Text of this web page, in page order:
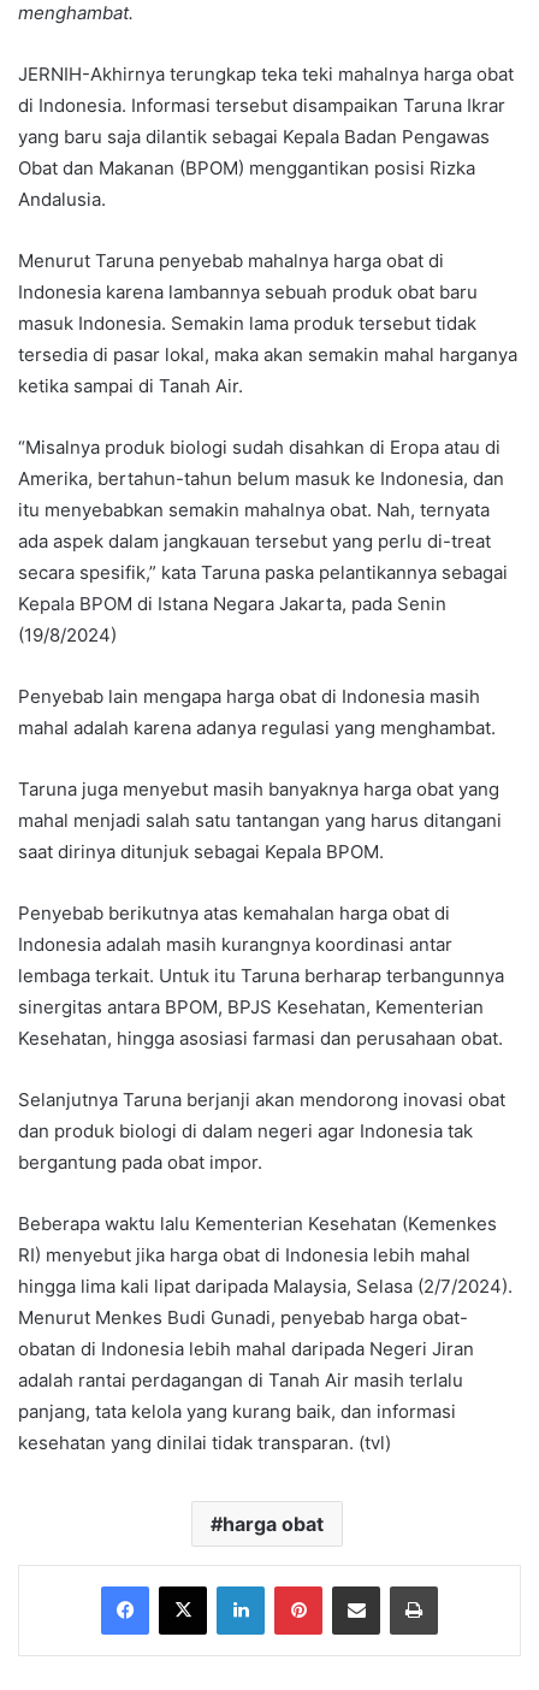
menghambat.
JERNIH-Akhirnya terungkap teka teki mahalnya harga obat
di Indonesia. Informasi tersebut disampaikan Taruna Ikrar
yang baru saja dilantik sebagai Kepala Badan Pengawas
Obat dan Makanan (BPOM) menggantikan posisi Rizka
Andalusia.
Menurut Taruna penyebab mahalnya harga obat di
Indonesia karena lambannya sebuah produk obat baru
masuk Indonesia. Semakin lama produk tersebut tidak
tersedia di pasar lokal, maka akan semakin mahal harganya
ketika sampai di Tanah Air.
“Misalnya produk biologi sudah disahkan di Eropa atau di
Amerika, bertahun-tahun belum masuk ke Indonesia, dan
itu menyebabkan semakin mahalnya obat. Nah, ternyata
ada aspek dalam jangkauan tersebut yang perlu di-treat
secara spesifik,” kata Taruna paska pelantikannya sebagai
Kepala BPOM di Istana Negara Jakarta, pada Senin
(19/8/2024)
Penyebab lain mengapa harga obat di Indonesia masih
mahal adalah karena adanya regulasi yang menghambat.
Taruna juga menyebut masih banyaknya harga obat yang
mahal menjadi salah satu tantangan yang harus ditangani
saat dirinya ditunjuk sebagai Kepala BPOM.
Penyebab berikutnya atas kemahalan harga obat di
Indonesia adalah masih kurangnya koordinasi antar
lembaga terkait. Untuk itu Taruna berharap terbangunnya
sinergitas antara BPOM, BPJS Kesehatan, Kementerian
Kesehatan, hingga asosiasi farmasi dan perusahaan obat.
Selanjutnya Taruna berjanji akan mendorong inovasi obat
dan produk biologi di dalam negeri agar Indonesia tak
bergantung pada obat impor.
Beberapa waktu lalu Kementerian Kesehatan (Kemenkes
RI) menyebut jika harga obat di Indonesia lebih mahal
hingga lima kali lipat daripada Malaysia, Selasa (2/7/2024).
Menurut Menkes Budi Gunadi, penyebab harga obat-
obatan di Indonesia lebih mahal daripada Negeri Jiran
adalah rantai perdagangan di Tanah Air masih terlalu
panjang, tata kelola yang kurang baik, dan informasi
kesehatan yang dinilai tidak transparan. (tvl)
harga obat
Facebook
X LinkedInPinterestShare via Email Print